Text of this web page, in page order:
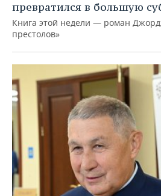
превратился в большую
Книга этой недели — роман
престолов»